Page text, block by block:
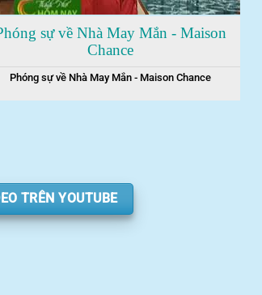
sự về Nhà May Mắn - Maison
Chance
Phóng sự về Nhà May Mắn - Maison Chance
TRÊN YOUTUBE